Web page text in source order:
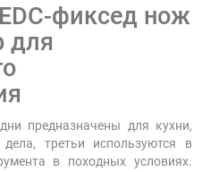
фиксед нож
для
предназначены для кухни,
третьи используются в
в походных условиях.